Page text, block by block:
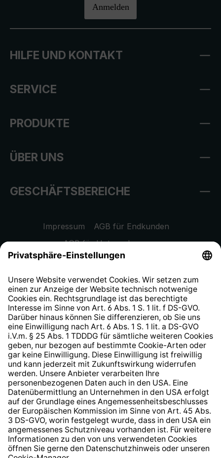
Anmelden
HILFE UND KONTAKT
SERVICE
PRODUKTE
ÜBER UNS
GESCHÄFTSBEREICHE
Impressum
AGB für Endkunden
AGB für Unternehmen
Datenschutzhinweis
Widerrufsrecht
Hinweisgeberschutzsystem
Barrierefreiheit